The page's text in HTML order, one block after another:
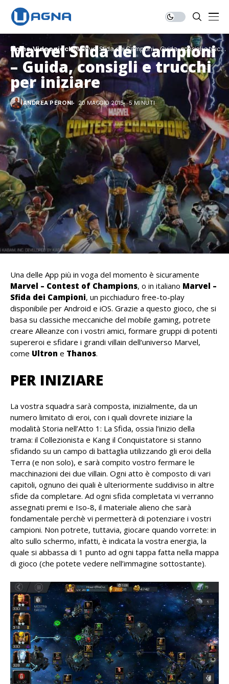
Home Videogiochi Marvel Sfida dei Campioni – Guida, consigli e trucchi
per iniziare
Marvel Sfida dei Campioni
– Guida, consigli e trucchi
per iniziare
ANDREA PERONI 20 MAGGIO 2015 5 MINUTI
Una delle App più in voga del momento è sicuramente
Marvel – Contest of Champions, o in italiano Marvel –
Sfida dei Campioni, un picchiaduro free-to-play
disponibile per Android e iOS. Grazie a questo gioco, che si
basa su classiche meccaniche del mobile gaming, potrete
creare Alleanze con i vostri amici, formare gruppi di potenti
supereroi e sfidare i grandi villain dell’universo Marvel,
come Ultron e Thanos.
PER INIZIARE
La vostra squadra sarà composta, inizialmente, da un
numero limitato di eroi, con i quali dovrete iniziare la
modalità Storia nell’Atto 1: La Sfida, ossia l’inizio della
trama: il Collezionista e Kang il Conquistatore si stanno
sfidando su un campo di battaglia utilizzando gli eroi della
Terra (e non solo), e sarà compito vostro fermare le
macchinazioni dei due villain. Ogni atto è composto di vari
capitoli, ognuno dei quali è ulteriormente suddiviso in altre
sfide da completare. Ad ogni sfida completata vi verranno
assegnati premi e Iso-8, il materiale alieno che sarà
fondamentale perchè vi permetterà di potenziare i vostri
campioni. Non potrete, tuttavia, giocare quando vorrete: in
alto sullo schermo, infatti, è indicata la vostra energia, la
quale si abbassa di 1 punto ad ogni tappa fatta nella mappa
di gioco (che potete vedere nell’immagine sottostante).